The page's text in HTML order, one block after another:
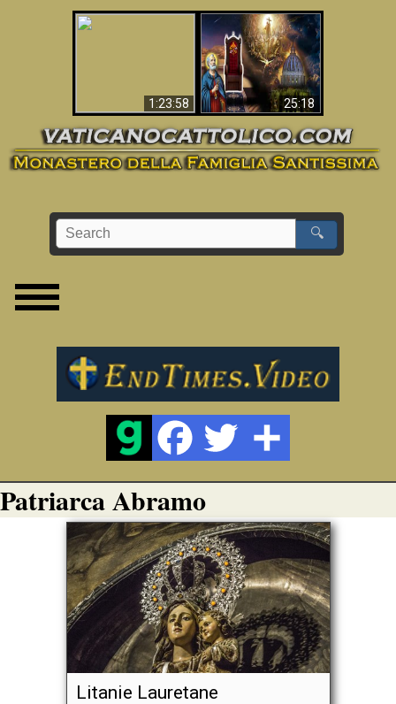
1:23:58 25:18
La Bibbia ha previsto
70 anni senza Papa?
🔍
Patriarca Abramo
Litanie Lauretane